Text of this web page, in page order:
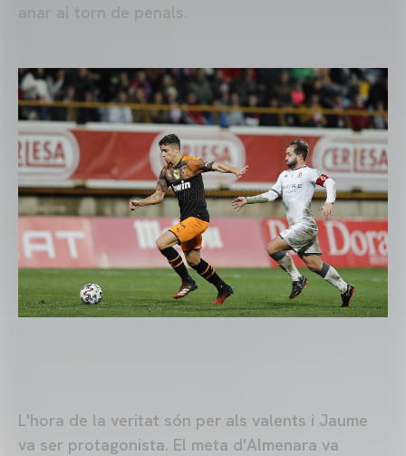
anar al torn de penals.
L'hora de la veritat són per als valents i Jaume
va ser protagonista. El meta d'Almenara va